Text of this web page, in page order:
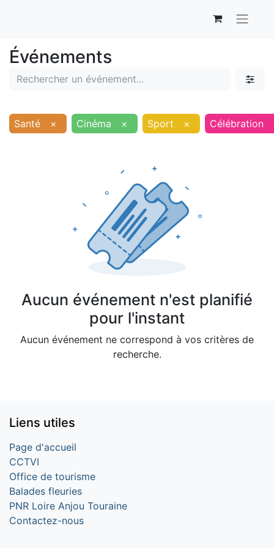
Événements
Santé × Cinéma × Sport × Célébration
Aucun événement n'est planifié
pour l'instant
Aucun événement ne correspond à vos critères de
recherche.
Liens utiles
Page d'accueil
CCTVI
Office de tourisme
Balades fleuries
PNR Loire Anjou Touraine
Contactez-nous